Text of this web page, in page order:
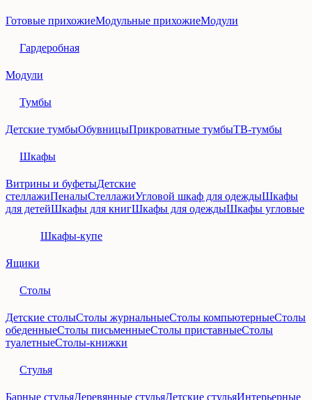
Готовые прихожиеМодульные прихожиеМодули
Гардеробная
Модули
Тумбы
Детские тумбыОбувницыПрикроватные тумбыТВ-тумбы
Шкафы
Витрины и буфетыДетские
стеллажиПеналыСтеллажиУгловой шкаф для одеждыШкафы
для детейШкафы для книгШкафы для одеждыШкафы угловые
Шкафы-купе
Ящики
Столы
Детские столыСтолы журнальныеСтолы компьютерныеСтолы
обеденныеСтолы письменныеСтолы приставныеСтолы
туалетныеСтолы-книжки
Стулья
Барные стульяДеревянные стульяДетские стульяИнтерьерные